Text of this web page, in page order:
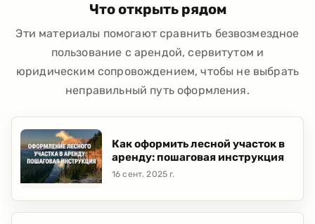
Что открыть рядом
Эти материалы помогают сравнить безвозмездное
пользование с арендой, сервитутом и
юридическим сопровождением, чтобы не выбрать
неправильный путь оформления.
Как оформить лесной участок в
аренду: пошаговая инструкция
16 сент. 2025 г.